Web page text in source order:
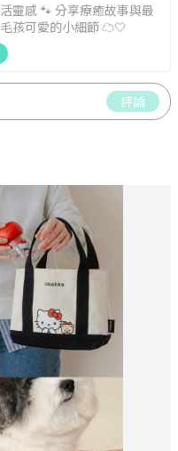
靈感 🐾 分享療癒故事與最
孩可愛的小細節 ☁️🤍
評論